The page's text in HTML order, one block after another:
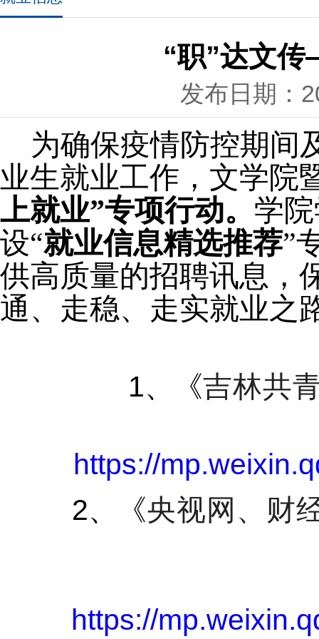
“职”达文
发布日期：
为确保疫情防控期间
业生就业工作，文学院
上就业”专项行动。 学
设“就业信息精选推荐”
供高质量的招聘讯息，
通、走稳、走实就业之
1、《吉林共
https://
2、《央视网、财
https://